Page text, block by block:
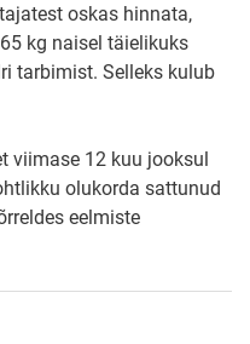
oskas hinnata,
kg naisel täielikuks
tarbimist. Selleks kulub
viimase 12 kuu jooksul
olukorda sattunud
eelmiste